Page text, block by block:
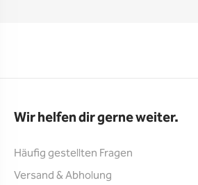
Wir helfen dir gerne weiter.
Häufig gestellten Fragen
Versand & Abholung